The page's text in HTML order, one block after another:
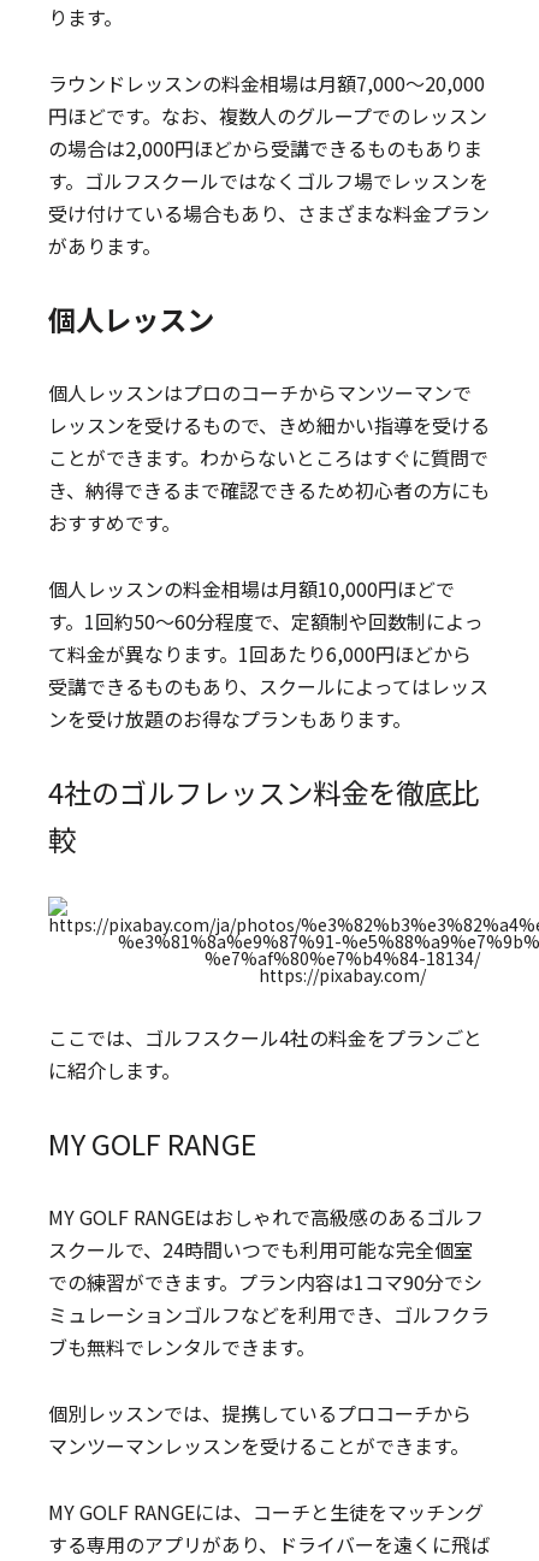
ります。
ラウンドレッスンの料金相場は月額7,000～20,000
円ほどです。なお、複数人のグループでのレッスン
の場合は2,000円ほどから受講できるものもありま
す。ゴルフスクールではなくゴルフ場でレッスンを
受け付けている場合もあり、さまざまな料金プラン
があります。
個人レッスン
個人レッスンはプロのコーチからマンツーマンで
レッスンを受けるもので、きめ細かい指導を受ける
ことができます。わからないところはすぐに質問で
き、納得できるまで確認できるため初心者の方にも
おすすめです。
個人レッスンの料金相場は月額10,000円ほどで
す。1回約50～60分程度で、定額制や回数制によっ
て料金が異なります。1回あたり6,000円ほどから
受講できるものもあり、スクールによってはレッス
ンを受け放題のお得なプランもあります。
4社のゴルフレッスン料金を徹底比
較
https://pixabay.com/
ここでは、ゴルフスクール4社の料金をプランごと
に紹介します。
MY GOLF RANGE
MY GOLF RANGEはおしゃれで高級感のあるゴルフ
スクールで、24時間いつでも利用可能な完全個室
での練習ができます。プラン内容は1コマ90分でシ
ミュレーションゴルフなどを利用でき、ゴルフクラ
ブも無料でレンタルできます。
個別レッスンでは、提携しているプロコーチから
マンツーマンレッスンを受けることができます。
MY GOLF RANGEには、コーチと生徒をマッチング
する専用のアプリがあり、ドライバーを遠くに飛ば